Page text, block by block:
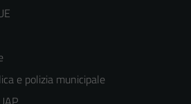
e polizia municipale